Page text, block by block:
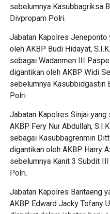
sebelumnya Kasubbagriksa
Divpropam Polri.
Jabatan Kapolres Jeneponto
oleh AKBP Budi Hidayat,
sebagai Wadanmen III
digantikan oleh AKBP Widi
sebelumnya Kasubbidgastin
Polri
Jabatan Kapolres Sinjai
AKBP Fery Nur Abdullah,
sebagai Kasubbagrenmin
digantikan oleh AKBP Harry
sebelumnya Kanit 3 Subdit
Polri.
Jabatan Kapolres Bantaeng
AKBP Edward Jacky Tofany